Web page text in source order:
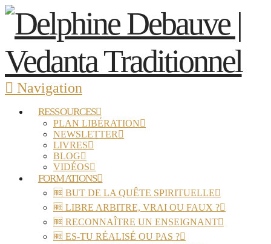
Navigation
RESSOURCES
PLAN LIBÉRATION
NEWSLETTER
LIVRES
BLOG
VIDÉOS
FORMATIONS
🆓 BUT DE LA QUÊTE SPIRITUELLE
🆓 LIBRE ARBITRE, VRAI OU FAUX ?
🆓 RECONNAÎTRE UN ENSEIGNANT
🆓 ES-TU RÉALISÉ OU PAS ?